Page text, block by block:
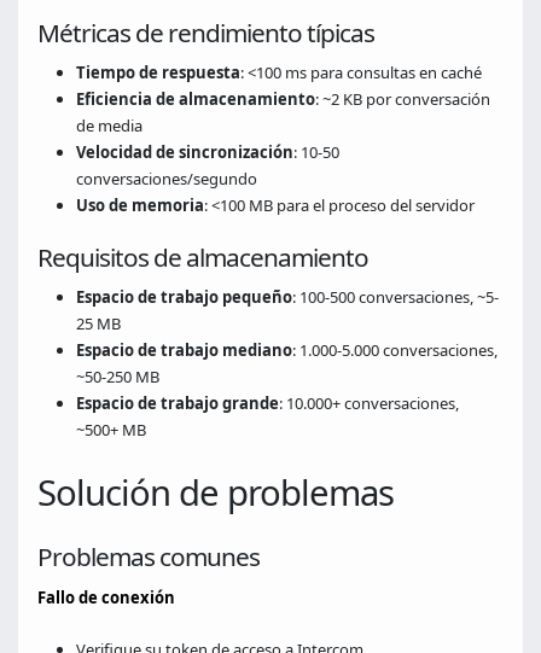
Métricas de rendimiento típicas
Tiempo de respuesta: <100 ms para consultas en caché
Eficiencia de almacenamiento: ~2 KB por conversación
de media
Velocidad de sincronización: 10-50
conversaciones/segundo
Uso de memoria: <100 MB para el proceso del servidor
Requisitos de almacenamiento
Espacio de trabajo pequeño: 100-500 conversaciones, ~5-
25 MB
Espacio de trabajo mediano: 1.000-5.000 conversaciones,
~50-250 MB
Espacio de trabajo grande: 10.000+ conversaciones,
~500+ MB
Solución de problemas
Problemas comunes
Fallo de conexión